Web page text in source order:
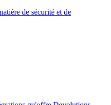
de sécurité et de